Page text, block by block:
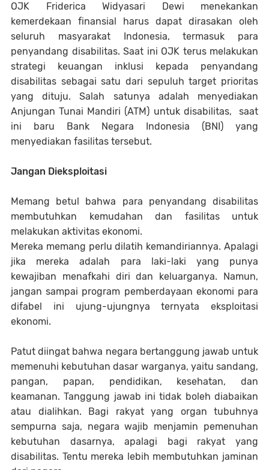
OJK Friderica Widyasari Dewi menekankan
kemerdekaan finansial harus dapat dirasakan oleh
seluruh masyarakat Indonesia, termasuk para
penyandang disabilitas. Saat ini OJK terus melakukan
strategi keuangan inklusi kepada penyandang
disabilitas sebagai satu dari sepuluh target prioritas
yang dituju. Salah satunya adalah menyediakan
Anjungan Tunai Mandiri (ATM) untuk disabilitas, saat
ini baru Bank Negara Indonesia (BNI) yang
menyediakan fasilitas tersebut.
Jangan Dieksploitasi
Memang betul bahwa para penyandang disabilitas
membutuhkan kemudahan dan fasilitas untuk
melakukan aktivitas ekonomi.
Mereka memang perlu dilatih kemandiriannya. Apalagi
jika mereka adalah para laki-laki yang punya
kewajiban menafkahi diri dan keluarganya. Namun,
jangan sampai program pemberdayaan ekonomi para
difabel ini ujung-ujungnya ternyata eksploitasi
ekonomi.
Patut diingat bahwa negara bertanggung jawab untuk
memenuhi kebutuhan dasar warganya, yaitu sandang,
pangan, papan, pendidikan, kesehatan, dan
keamanan. Tanggung jawab ini tidak boleh diabaikan
atau dialihkan. Bagi rakyat yang organ tubuhnya
sempurna saja, negara wajib menjamin pemenuhan
kebutuhan dasarnya, apalagi bagi rakyat yang
disabilitas. Tentu mereka lebih membutuhkan jaminan